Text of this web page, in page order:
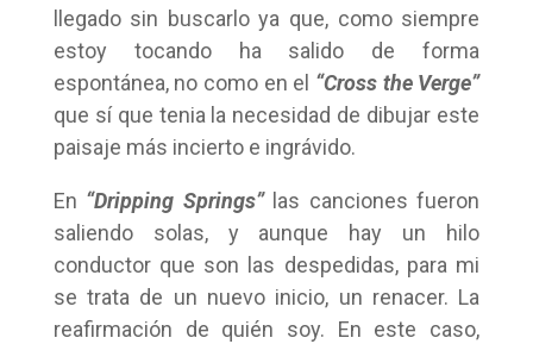
llegado sin buscarlo ya que, como siempre
estoy tocando ha salido de forma
espontánea, no como en el “Cross the Verge”
que sí que tenia la necesidad de dibujar este
paisaje más incierto e ingrávido.
En “Dripping Springs”las canciones fueron
saliendo solas, y aunque hay un hilo
conductor que son las despedidas, para mi
se trata de un nuevo inicio, un renacer. La
reafirmación de quién soy. En este caso,